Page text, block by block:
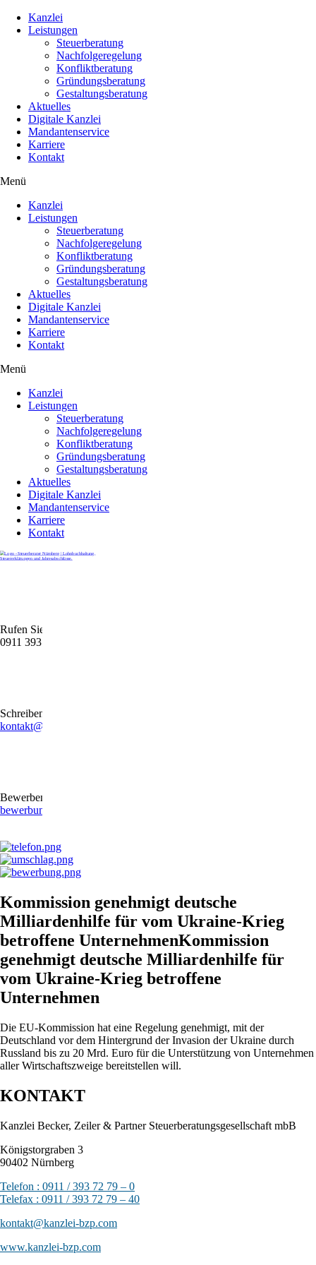
Kanzlei
Leistungen
Steuerberatung
Nachfolgeregelung
Konfliktberatung
Gründungsberatung
Gestaltungsberatung
Aktuelles
Digitale Kanzlei
Mandantenservice
Karriere
Kontakt
Menü
Kanzlei
Leistungen
Steuerberatung
Nachfolgeregelung
Konfliktberatung
Gründungsberatung
Gestaltungsberatung
Aktuelles
Digitale Kanzlei
Mandantenservice
Karriere
Kontakt
Menü
Kanzlei
Leistungen
Steuerberatung
Nachfolgeregelung
Konfliktberatung
Gründungsberatung
Gestaltungsberatung
Aktuelles
Digitale Kanzlei
Mandantenservice
Karriere
Kontakt
Rufen Sie uns gerne an
0911 39372790
Schreiben Sie uns gerne eine E-Mail
kontakt@stb-becker-zeiler.de
Bewerben Sie sich online oder per E-Mail
bewerbung@stb-becker-zeiler.de
Kommission genehmigt deutsche
Milliardenhilfe für vom Ukraine-Krieg
betroffene UnternehmenKommission
genehmigt deutsche Milliardenhilfe für
vom Ukraine-Krieg betroffene
Unternehmen
Die EU-Kommission hat eine Regelung genehmigt, mit der
Deutschland vor dem Hintergrund der Invasion der Ukraine durch
Russland bis zu 20 Mrd. Euro für die Unterstützung von Unternehmen
aller Wirtschaftszweige bereitstellen will.
KONTAKT
Kanzlei Becker, Zeiler & Partner Steuerberatungsgesellschaft mbB
Königstorgraben 3
90402 Nürnberg
Telefon : 0911 / 393 72 79 – 0
Telefax : 0911 / 393 72 79 – 40
kontakt@kanzlei-bzp.com
www.kanzlei-bzp.com